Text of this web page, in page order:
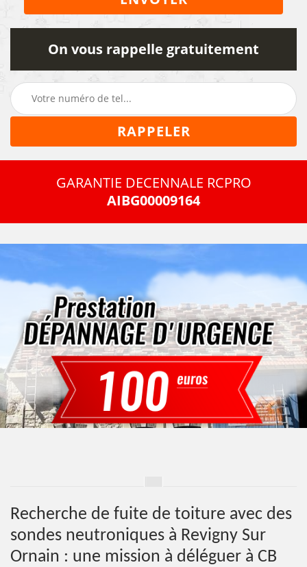
On vous rappelle gratuitement
GARANTIE DECENNALE RCPRO
AIBG00009164
Recherche de fuite de toiture avec des
sondes neutroniques à Revigny Sur
Ornain : une mission à déléguer à CB